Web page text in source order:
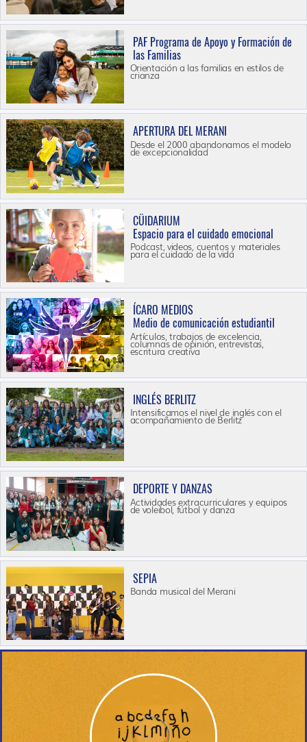
PAF Programa de Apoyo y Formación de
las Familias
Orientación a las familias en estilos de
crianza
APERTURA DEL MERANI
Desde el 2000 abandonamos el modelo
de excepcionalidad
CÜIDARIUM
Espacio para el cuidado emocional
Podcast, videos, cuentos y materiales
para el cuidado de la vida
ÍCARO MEDIOS
Medio de comunicación estudiantil
Artículos, trabajos de excelencia,
columnas de opinión, entrevistas,
escritura creativa
INGLÉS BERLITZ
Intensificamos el nivel de inglés con el
acompañamiento de Berlitz
DEPORTE Y DANZAS
Actividades extracurriculares y equipos
de voleibol, fútbol y danza
SEPIA
Banda musical del Merani